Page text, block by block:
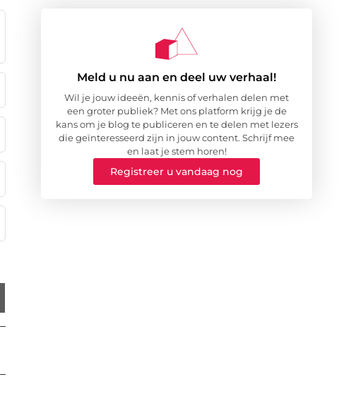
Meld u nu aan en deel uw verhaal!
Wil je jouw ideeën, kennis of verhalen delen met
een groter publiek? Met ons platform krijg je de
kans om je blog te publiceren en te delen met lezers
die geïnteresseerd zijn in jouw content. Schrijf mee
en laat je stem horen!
Registreer u vandaag nog